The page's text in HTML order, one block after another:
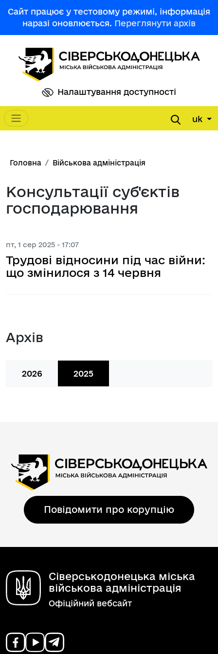
Сайт працює у тестовому режимі, інформація
наразі оновлюється. Переглянути архів
Налаштування доступності
Main navigation uk
Рядок навіґації
Головна Військова адміністрація
Консультації суб'єктів
господарювання
пт, 1 сер 2025 - 17:07
Трудові відносини під час війни:
що змінилося з 14 червня
Архів
2026 2025
Повідомити про корупцію
Сіверськодонецька міська
військова адміністрація
Офіційний вебсайт